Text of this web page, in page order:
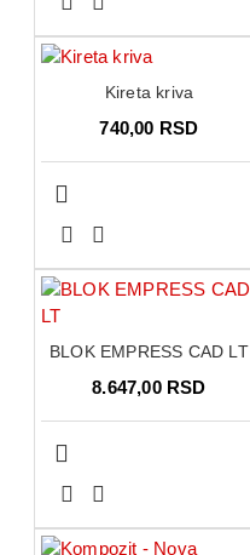
Kireta kriva
740,00 RSD
BLOK EMPRESS CAD LT
8.647,00 RSD